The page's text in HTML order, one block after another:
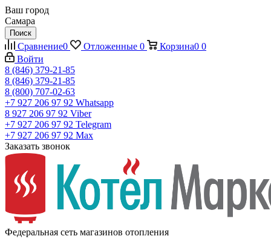
Ваш город
Самара
Поиск
Сравнение0 Отложенные 0 Корзина0 0
Войти
8 (846) 379-21-85
8 (846) 379-21-85
8 (800) 707-02-63
+7 927 206 97 92 Whatsapp
8 927 206 97 92 Viber
+7 927 206 97 92 Telegram
+7 927 206 97 92 Max
Заказать звонок
Федеральная сеть магазинов отопления